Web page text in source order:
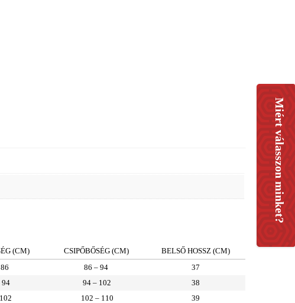
Miért válasszon minket?
(CM) CSIPŐBŐSÉG (CM)
BELSŐ HOSSZ (CM)
86 – 94
37
94 94 – 102
38
102 – 110
39